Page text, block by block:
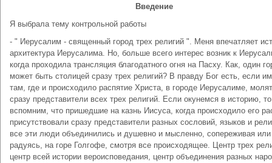
Введение
Я выбрала тему контрольной работы
- " Иерусалим - священный город трех религий ". Меня впечатляет
архитектура Иерусалима. Но, больше всего интерес возник к
когда проходила трансляция благодатного огня на Пасху. Как, один
может быть столицей сразу трех религий? В правду Бог есть, если
там, где и происходило распятие Христа, в городе Иерусалиме,
сразу представители всех трех религий. Если окунемся в историю, то
вспомним, что пришедшие на казнь Иисуса, когда происходило его
присутствовали сразу представители разных сословий, языков и
все эти люди объединились и душевно и мысленно, сопереживая или
радуясь, на горе Голгофе, смотря все происходящее. Центр трех
центр всей истории вероисповедания, центр объединения разных